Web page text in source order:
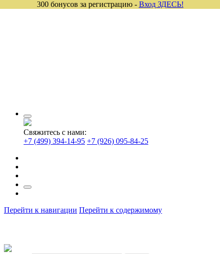
Свяжитесь с нами:
+7 (499) 394-14-95 +7 (926) 095-84-25
Перейти к навигации Перейти к содержимому
300 бонусов за регистрацию - Вход ЗДЕСЬ!